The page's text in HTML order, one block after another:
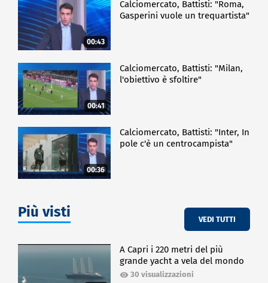
00:43
Calciomercato, Battisti: "Roma,
Gasperini vuole un trequartista"
00:41
Calciomercato, Battisti: "Milan,
l'obiettivo è sfoltire"
00:36
Calciomercato, Battisti: "Inter, In
pole c'è un centrocampista"
Più visti VEDI TUTTI
A Capri i 220 metri del più
grande yacht a vela del mondo
30 visualizzazioni